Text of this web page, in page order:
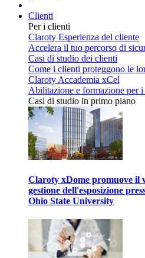
Clienti
Per i clienti
Claroty Esperienza del cliente
Accelera il tuo percorso di
Casi di studio dei clienti
Come i clienti proteggono le
Claroty Accademia xCel
Abilitazione e formazione per
Casi di studio in primo piano
Claroty xDome promuove il
gestione dell'esposizione
Ohio State University